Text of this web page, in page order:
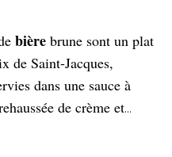
bière brune sont un plat
de Saint-Jacques,
dans une sauce à
de crème et